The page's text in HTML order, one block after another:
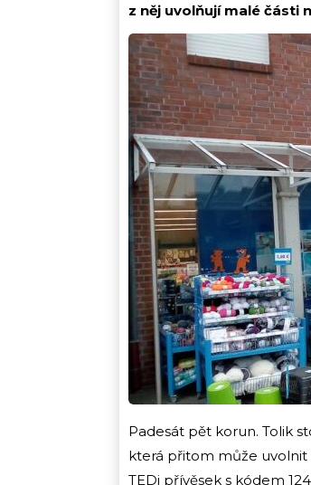
z něj uvolňují malé části
Padesát pět korun. Tolik
která přitom může uvolnit
TEDi přívěsek s kódem